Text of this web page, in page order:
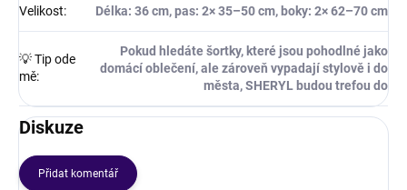
Velikost: Délka: 36 cm, pas: 2× 35–50 cm, boky: 2× 62–70 cm
💡 Tip ode
mě:
Pokud hledáte šortky, které jsou pohodlné jako
domácí oblečení, ale zároveň vypadají stylově i do
města, SHERYL budou trefou do
Diskuze
Přidat komentář